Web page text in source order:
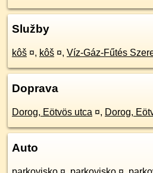
Služby
kôš ¤, kôš ¤, Víz-Gáz-Fűtés
Doprava
Dorog, Eötvös utca ¤, Dorog,
Auto